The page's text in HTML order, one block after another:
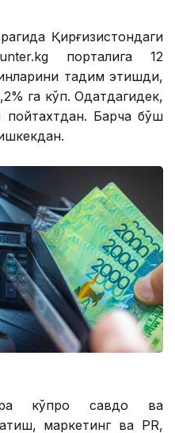
Қирғизистондаги
порталига 12
тақдим этишди,
га кўп. Одатдагидек,
пойтахтдан. Барча бўш
кўпроқ савдо ва
маркетинг ва PR,